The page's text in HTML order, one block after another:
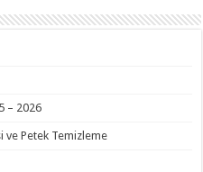
– 2026
ve Petek Temizleme